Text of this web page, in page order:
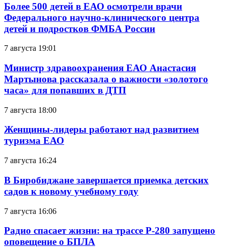
Более 500 детей в ЕАО осмотрели врачи
Федерального научно-клинического центра
детей и подростков ФМБА России
7 августа 19:01
Министр здравоохранения ЕАО Анастасия
Мартынова рассказала о важности «золотого
часа» для попавших в ДТП
7 августа 18:00
Женщины-лидеры работают над развитием
туризма ЕАО
7 августа 16:24
В Биробиджане завершается приемка детских
садов к новому учебному году
7 августа 16:06
Радио спасает жизни: на трассе Р-280 запущено
оповещение о БПЛА